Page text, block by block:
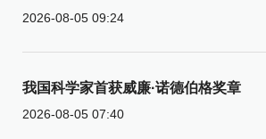
2026-08-05 09:24
我国科学家首获威廉·诺德伯格奖章
2026-08-05 07:40